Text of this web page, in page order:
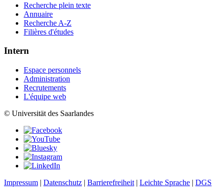
Recherche plein texte
Annuaire
Recherche A-Z
Filières d'études
Intern
Espace personnels
Administration
Recrutements
L'équipe web
© Universität des Saarlandes
Impressum | Datenschutz | Barrierefreiheit | Leichte Sprache | DGS